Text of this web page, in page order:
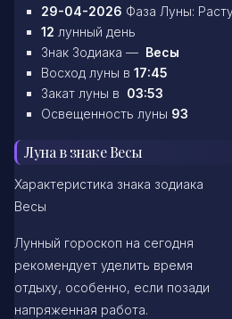
29-04-2026 Фаза Луны:
12 лунный день
Знак Зодиака — Весы
Восход луны в 17:45
Закат луны в 03:53
Освещенность луны 93
Луна в знаке Весы
Характеристика знака зодиака
Весы
Лунный гороскоп на сегодня
рекомендует уделить время
отдыху, особенно, если позади
напряженная работа.